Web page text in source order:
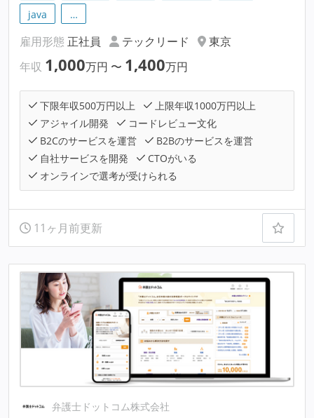
java
…
雇用形態 正社員 テックリード
東京
年収 1,000万円 〜 1,400万円
下限年収500万円以上
上限年収1000万円以上
アジャイル開発
コードレビュー文化
B2Cのサービスを運営
B2Bのサービスを運営
自社サービスを開発
CTOがいる
オンラインで選考が受けられる
11ヶ月前更新
弁護士ドットコム株式会社